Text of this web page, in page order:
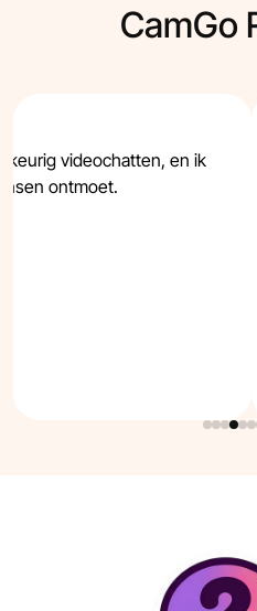
CamGo
videochatten, en ik
ontmoet.